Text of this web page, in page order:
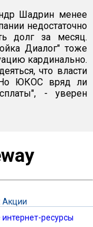
Шадрин менее
недостаточно
долг за месяц.
Диалог" тоже
кардинально.
что власти
Но ЮКОС вряд ли
- уверен
Акции
ресурсы